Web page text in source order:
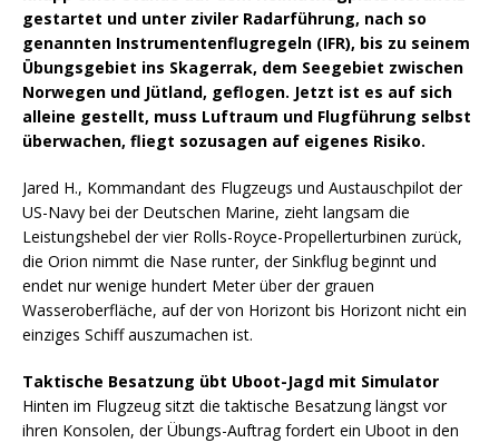
gestartet und unter ziviler Radarführung, nach so
genannten Instrumentenflugregeln (IFR), bis zu seinem
Übungsgebiet ins Skagerrak, dem Seegebiet zwischen
Norwegen und Jütland, geflogen. Jetzt ist es auf sich
alleine gestellt, muss Luftraum und Flugführung selbst
überwachen, fliegt sozusagen auf eigenes Risiko.
Jared H., Kommandant des Flugzeugs und Austauschpilot der
US-Navy bei der Deutschen Marine, zieht langsam die
Leistungshebel der vier Rolls-Royce-Propellerturbinen zurück,
die Orion nimmt die Nase runter, der Sinkflug beginnt und
endet nur wenige hundert Meter über der grauen
Wasseroberfläche, auf der von Horizont bis Horizont nicht ein
einziges Schiff auszumachen ist.
Taktische Besatzung übt Uboot-Jagd mit Simulator
Hinten im Flugzeug sitzt die taktische Besatzung längst vor
ihren Konsolen, der Übungs-Auftrag fordert ein Uboot in den